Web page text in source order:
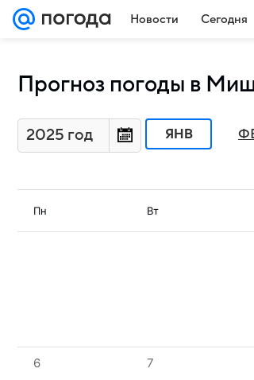
Новости Сегодня
Прогноз погоды в
2025 год ЯНВ
Пн Вт
6 7